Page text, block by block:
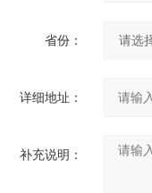
省份：
详细地址：
补充说明：